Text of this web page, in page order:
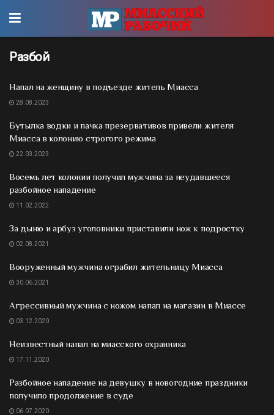
Разбой
Напал на женщину в подъезде житель Миасса
28.08.2023
Бутылка водки и пачка презервативов привели жителя
Миасса в колонию строгого режима
22.03.2023
Восемь лет колонии получил мужчина за неудавшееся
разбойное нападение
11.02.2022
За дыню и арбуз уголовники приставили нож к подростку
02.08.2021
Вооруженный мужчина ограбил жительницу Миасса
30.06.2021
Агрессивный мужчина с ножом напал на магазин в Миассе
03.12.2020
Неизвестный напал на миасского охранника
17.11.2020
Разбойное нападение на девушку в новогодние праздники
получило продолжение в суде
06.07.2020